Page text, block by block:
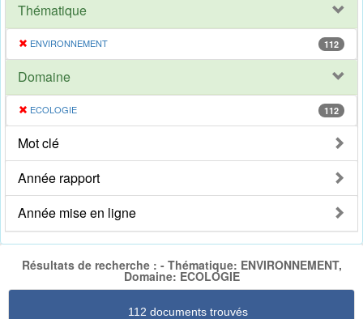
Thématique
ENVIRONNEMENT 112
Domaine
ECOLOGIE 112
Mot clé
Année rapport
Année mise en ligne
Résultats de recherche : - Thématique: ENVIRONNEMENT,
Domaine: ECOLOGIE
112 documents trouvés